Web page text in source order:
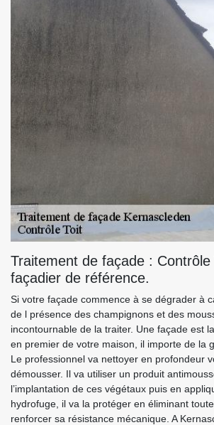
Traitement de façade : Contrôle
façadier de référence.
Si votre façade commence à se dégrader à
de l présence des champignons et des
incontournable de la traiter. Une façade est
en premier de votre maison, il importe de la
Le professionnel va nettoyer en profondeur
démousser. Il va utiliser un produit
l’implantation de ces végétaux puis en
hydrofuge, il va la protéger en éliminant
renforcer sa résistance mécanique. A